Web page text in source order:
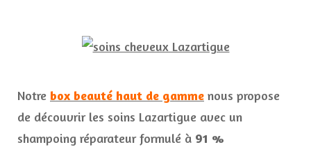
Notre box beauté haut de gamme nous propose
de découvrir les soins Lazartigue avec un
shampoing réparateur formulé à 91 %